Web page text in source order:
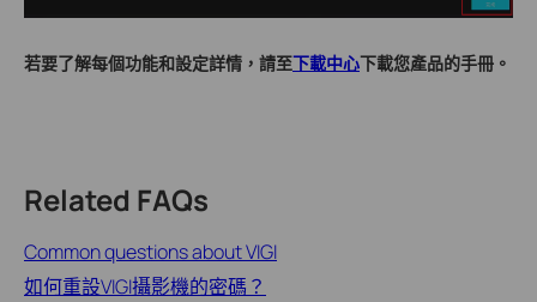
若要了解每個功能和設定詳情，請至下載中心下載您產品的手冊。
Related FAQs
Common questions about VIGI
如何重設VIGI攝影機的密碼？